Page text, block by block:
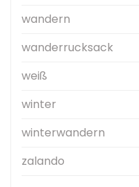
wandern
wanderrucksack
weiß
winter
winterwandern
zalando